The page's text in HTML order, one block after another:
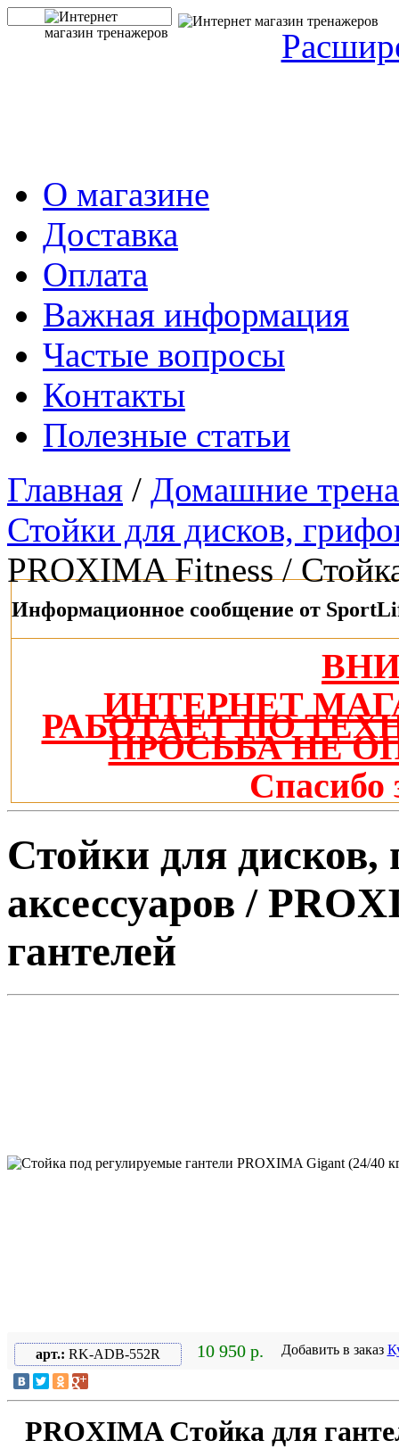
О магазине
Доставка
Оплата
Важная информация
Частые вопросы
Контакты
Полезные статьи
Главная / Домашние
Стойки для дисков,
PROXIMA Fitness /
Информационное сообщение от
ИНТЕРНЕТ
РАБОТАЕТ ПО
ПРОСЬБА НЕ
Спасибо
Стойки для дисков,
аксессуаров /
гантелей
арт.: RK-ADB-552R 10 950 р. Добавить в заказ
PROXIMA Стойка для